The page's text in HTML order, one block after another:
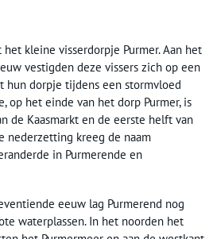
kleine visserdorpje Purmer. Aan het
vestigden deze vissers zich op een
hun dorpje tijdens een stormvloed
op het einde van het dorp Purmer, is
de Kaasmarkt en de eerste helft van
nederzetting kreeg de naam
in Purmerende en
eeuw lag Purmerend nog
waterplassen. In het noorden het